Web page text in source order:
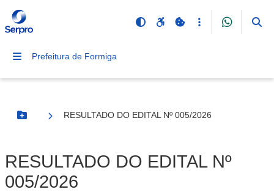
Prefeitura de Formiga
Botão Menu
RESULTADO DO EDITAL Nº 005/2026
RESULTADO DO EDITAL Nº
005/2026